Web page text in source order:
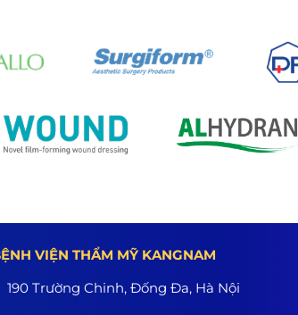
VIỆN THẨM MỸ KANGNAM
190 Trường Chinh, Đống Đa, Hà Nội